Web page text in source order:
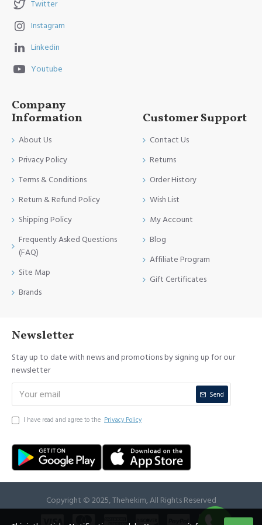
Twitter
Instagram
Linkedin
Youtube
Company
Information
About Us
Privacy Policy
Terms & Conditions
Return & Refund Policy
Shipping Policy
Frequently Asked Questions
(FAQ)
Site Map
Brands
Customer Support
Contact Us
Returns
Order History
Wish List
My Account
Blog
Affiliate Program
Gift Certificates
Newsletter
Stay up to date with news and promotions by signing up for our
newsletter
Send
I have read and agree to the Privacy Policy
Copyright © 2025, Thehekim, All Rights Reserved